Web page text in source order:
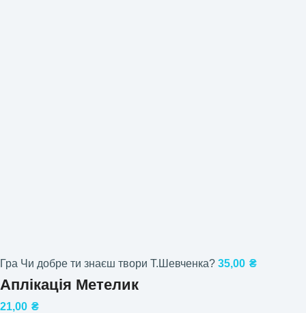
Гра Чи добре ти знаєш твори Т.Шевченка? 35,00 ₴
Аплікація Метелик
21,00 ₴